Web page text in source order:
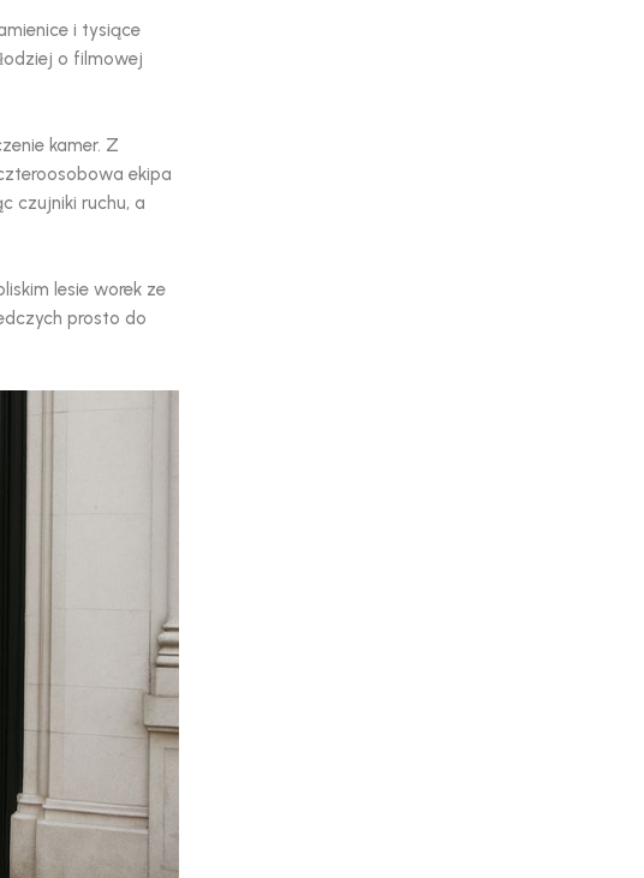
i tysiące
o filmowej
kamer. Z
ekipa
czujniki ruchu, a
lesie worek ze
prosto do